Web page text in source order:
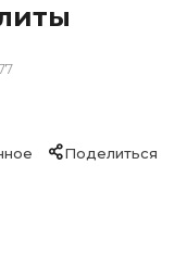
Поделиться